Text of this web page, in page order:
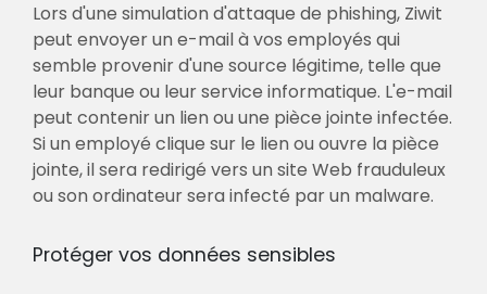
Lors d'une simulation d'attaque de phishing, Ziwit
peut envoyer un e-mail à vos employés qui
semble provenir d'une source légitime, telle que
leur banque ou leur service informatique. L'e-mail
peut contenir un lien ou une pièce jointe infectée.
Si un employé clique sur le lien ou ouvre la pièce
jointe, il sera redirigé vers un site Web frauduleux
ou son ordinateur sera infecté par un malware.
Protéger vos données sensibles